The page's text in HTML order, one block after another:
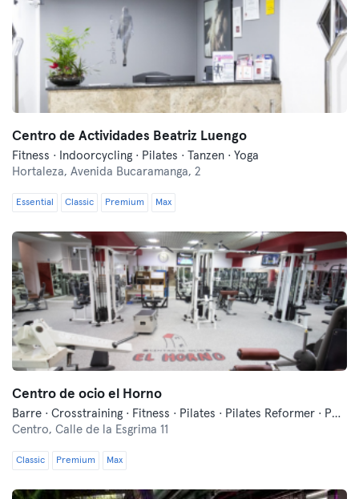
Centro de Actividades Beatriz Luengo
Fitness · Indoorcycling · Pilates · Tanzen · Yoga
Hortaleza, Avenida Bucaramanga, 2
Essential Classic Premium Max
Centro de ocio el Horno
Barre · Crosstraining · Fitness · Pilates · Pilates Reformer · Pole Dance · Tanzen · Yoga
Centro, Calle de la Esgrima 11
Classic Premium Max